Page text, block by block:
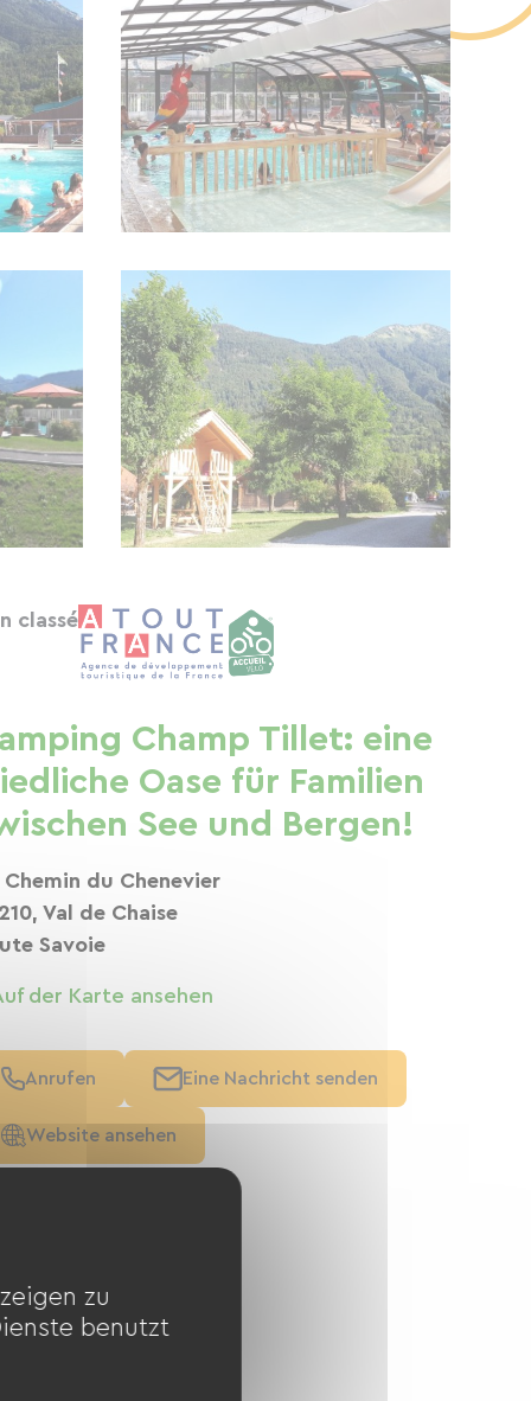
classé
Champ Tillet: eine
Oase für Familien
See und Bergen!
Chemin du Chenevier
Val de Chaise
Savoie
der Karte ansehen
Anrufen Eine Nachricht senden
Website ansehen
zu
benutzt